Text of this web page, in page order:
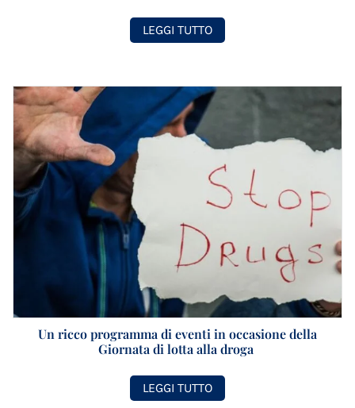
LEGGI TUTTO
Un ricco programma di eventi in occasione della
Giornata di lotta alla droga
LEGGI TUTTO